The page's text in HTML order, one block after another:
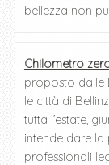
bellezza non
Chilometro
proposto dalle
le città di
tutta l’estate,
intende dare la
professionali